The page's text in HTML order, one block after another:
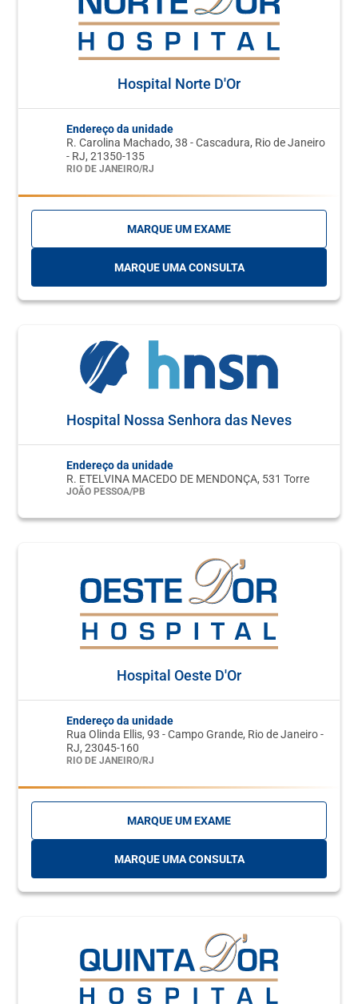
Hospital Norte D'Or
Endereço da unidade
R. Carolina Machado, 38 - Cascadura, Rio de Janeiro
- RJ, 21350-135
RIO DE JANEIRO/RJ
MARQUE UM EXAME
MARQUE UMA CONSULTA
Hospital Nossa Senhora das Neves
Endereço da unidade
R. ETELVINA MACEDO DE MENDONÇA, 531 Torre
JOÃO PESSOA/PB
Hospital Oeste D'Or
Endereço da unidade
Rua Olinda Ellis, 93 - Campo Grande, Rio de Janeiro -
RJ, 23045-160
RIO DE JANEIRO/RJ
MARQUE UM EXAME
MARQUE UMA CONSULTA